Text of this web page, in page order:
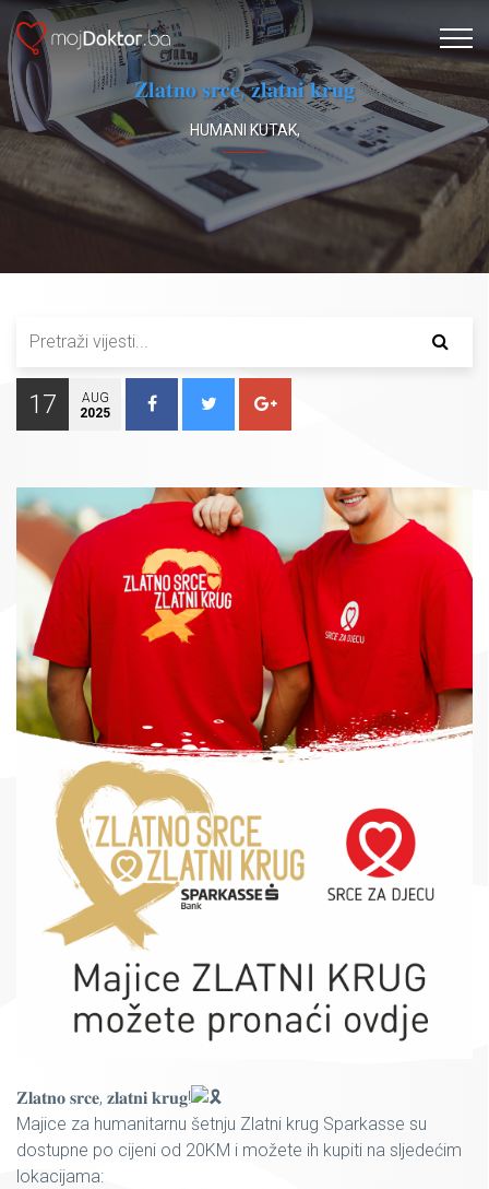
𝐙𝐥𝐚𝐭𝐧𝐨 𝐬𝐫𝐜𝐞, 𝐳𝐥𝐚𝐭𝐧𝐢 𝐤𝐫𝐮𝐠
HUMANI KUTAK,
17
AUG
2025
𝐙𝐥𝐚𝐭𝐧𝐨 𝐬𝐫𝐜𝐞, 𝐳𝐥𝐚𝐭𝐧𝐢 𝐤𝐫𝐮𝐠!
Majice za humanitarnu šetnju Zlatni krug Sparkasse su
dostupne po cijeni od 20KM i možete ih kupiti na sljedećim
lokacijama: